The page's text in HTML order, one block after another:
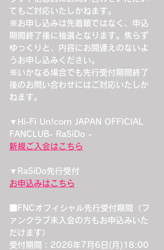
てもご対応いたしかねます。
※お申し込みは先着順ではなく、申込
期間終了後に抽選となります。焦らず
ゆっくりと、内容にお間違えのないよ
うお申し込みください。
※いかなる場合でも先行受付期間終了
後のお問い合わせにはご対応いたしか
ねます。
▼Hi-Fi Un!corn JAPAN OFFICIAL
FANCLUB- RaSiDo -
新規ご入会はこちら
▼RaSiDo先行受付
お申込みはこちら
■FNCオフィシャル先行受付期間（フ
ァンクラブ未入会の方もお申込みいた
だけます）
受付期間：2026年7月6日(月)18:00